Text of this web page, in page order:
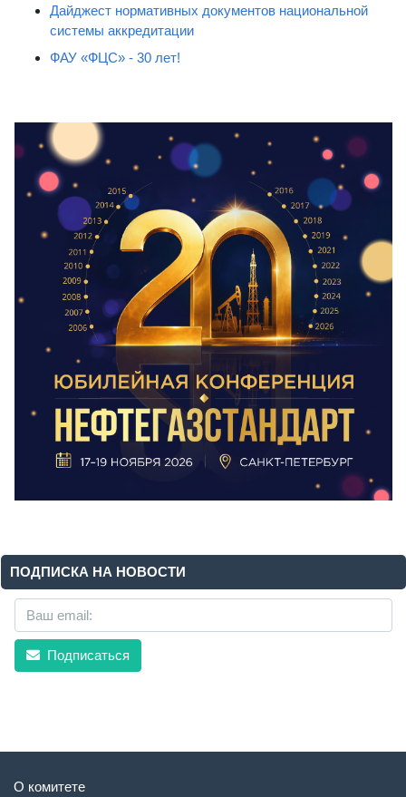
Дайджест нормативных документов национальной
системы аккредитации
ФАУ «ФЦС» - 30 лет!
ПОДПИСКА НА НОВОСТИ
Подписаться
О комитете